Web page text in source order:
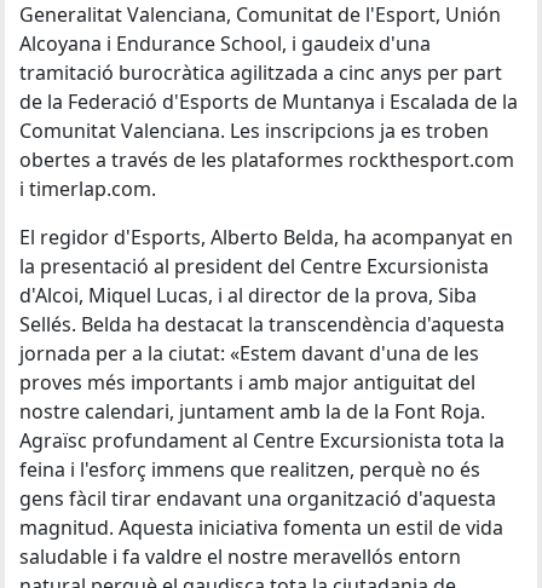
Generalitat Valenciana, Comunitat de l'Esport, Unión
Alcoyana i Endurance School, i gaudeix d'una
tramitació burocràtica agilitzada a cinc anys per part
de la Federació d'Esports de Muntanya i Escalada de la
Comunitat Valenciana. Les inscripcions ja es troben
obertes a través de les plataformes rockthesport.com
i timerlap.com.
El regidor d'Esports, Alberto Belda, ha acompanyat en
la presentació al president del Centre Excursionista
d'Alcoi, Miquel Lucas, i al director de la prova, Siba
Sellés. Belda ha destacat la transcendència d'aquesta
jornada per a la ciutat: «Estem davant d'una de les
proves més importants i amb major antiguitat del
nostre calendari, juntament amb la de la Font Roja.
Agraïsc profundament al Centre Excursionista tota la
feina i l'esforç immens que realitzen, perquè no és
gens fàcil tirar endavant una organització d'aquesta
magnitud. Aquesta iniciativa fomenta un estil de vida
saludable i fa valdre el nostre meravellós entorn